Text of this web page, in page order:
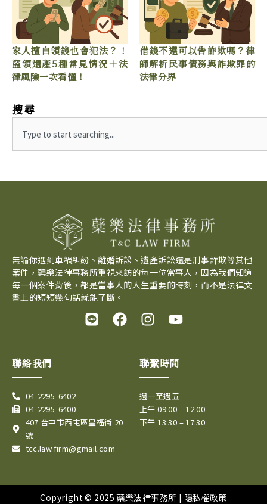
家人擅自領錢也會犯法？！
盜領遺產5種常見情況＋法
律風險一次看懂！
借錢不還可以告詐欺嗎？律
師解析民事債務與詐欺罪的
法律分界
搜尋
a
c
無論你遇到車禍糾紛、離婚訴訟、遺產訴訟還是刑事詐欺等其他
案件，蘗樂法律事務所重視來訪的每一位當事人，因為我們知道
每一個案件背後，都是當事人的人生重要的時刻，而不是法律文
書上的短短幾句話就能了斷。
L F
a
k
I
t
a
r
a
Y
t
b
e
聯繫時間
週一至週五
上午 09:00 – 12:00
下午 13:30 – 17:30
聯絡我們
04-2295-6402
04-2295-6400
407 台中市西屯區皇福街 20
號
tcc.law.firm@gmail.com
Copyright © 2025 蘗樂法律事務所 | 隱私權政策